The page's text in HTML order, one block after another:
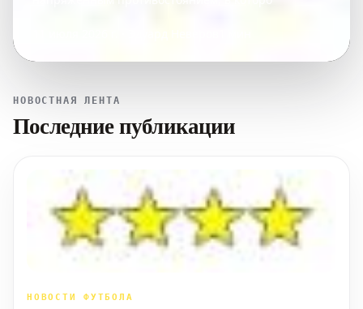
НОВОСТНАЯ ЛЕНТА
Последние публикации
НОВОСТИ ФУТБОЛА